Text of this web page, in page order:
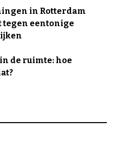
in Rotterdam
tegen eentonige
de ruimte: hoe